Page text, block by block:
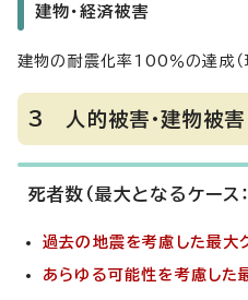
建物・経済被害
建物の耐震化率100％の達成（
3 人的被害・建物被害
死者数（最大となるケース：
過去の地震を考慮した最大
あらゆる可能性を考慮し